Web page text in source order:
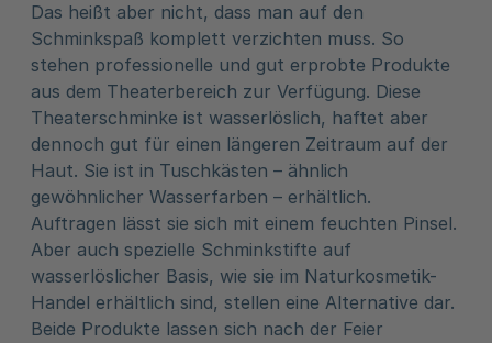
Das heißt aber nicht, dass man auf den
Schminkspaß komplett verzichten muss. So
stehen professionelle und gut erprobte Produkte
aus dem Theaterbereich zur Verfügung. Diese
Theaterschminke ist wasserlöslich, haftet aber
dennoch gut für einen längeren Zeitraum auf der
Haut. Sie ist in Tuschkästen – ähnlich
gewöhnlicher Wasserfarben – erhältlich.
Auftragen lässt sie sich mit einem feuchten Pinsel.
Aber auch spezielle Schminkstifte auf
wasserlöslicher Basis, wie sie im Naturkosmetik-
Handel erhältlich sind, stellen eine Alternative dar.
Beide Produkte lassen sich nach der Feier